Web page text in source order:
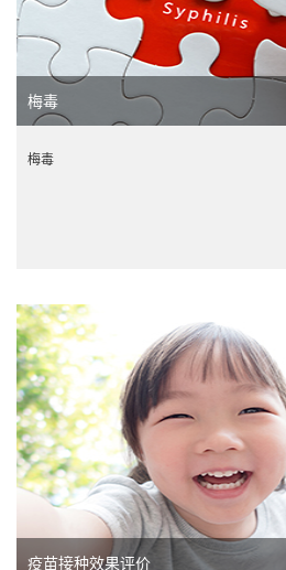
梅毒
梅毒
疫苗接种效果评价